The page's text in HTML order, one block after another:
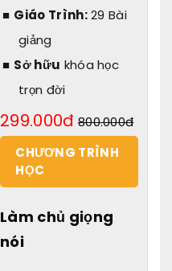
Giáo Trình:29 Bài
giảng
Sở hữu khóa học
trọn đời
299.000đ 800.000đ
CHƯƠNG TRÌNH
HỌC
Làm chủ giọng
nói